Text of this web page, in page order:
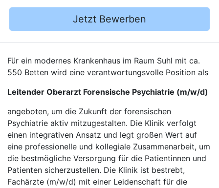
Jetzt Bewerben
Für ein modernes Krankenhaus im Raum Suhl mit ca.
550 Betten wird eine verantwortungsvolle Position als
Leitender Oberarzt Forensische Psychiatrie (m/w/d)
angeboten, um die Zukunft der forensischen
Psychiatrie aktiv mitzugestalten. Die Klinik verfolgt
einen integrativen Ansatz und legt großen Wert auf
eine professionelle und kollegiale Zusammenarbeit, um
die bestmögliche Versorgung für die Patientinnen und
Patienten sicherzustellen. Die Klinik ist bestrebt,
Fachärzte (m/w/d) mit einer Leidenschaft für die